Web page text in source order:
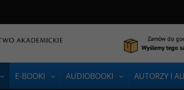
E-BOOKI AUDIOBOOKI AUTORZY I